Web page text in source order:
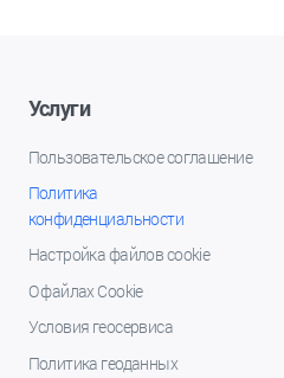
Услуги
Пользовательское соглашение
Политика
конфиденциальности
Настройка файлов cookie
О файлах Cookie
Условия геосервиса
Политика геоданных